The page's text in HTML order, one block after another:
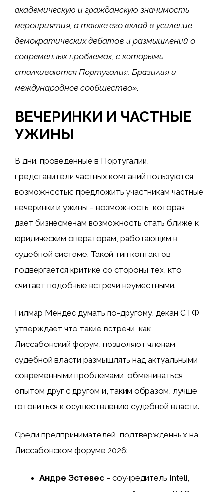
академическую и гражданскую значимость
мероприятия, а также его вклад в усиление
демократических дебатов и размышлений о
современных проблемах, с которыми
сталкиваются Португалия, Бразилия и
международное сообщество».
ВЕЧЕРИНКИ И ЧАСТНЫЕ
УЖИНЫ
В дни, проведенные в Португалии,
представители частных компаний пользуются
возможностью предложить участникам частные
вечеринки и ужины – возможность, которая
дает бизнесменам возможность стать ближе к
юридическим операторам, работающим в
судебной системе. Такой тип контактов
подвергается критике со стороны тех, кто
считает подобные встречи неуместными.
Гилмар Мендес думать по-другому. декан СТФ
утверждает что такие встречи, как
Лиссабонский форум, позволяют членам
судебной власти размышлять над актуальными
современными проблемами, обмениваться
опытом друг с другом и, таким образом, лучше
готовиться к осуществлению судебной власти.
Среди предпринимателей, подтвержденных на
Лиссабонском форуме 2026:
Андре Эстевес – соучредитель Inteli,